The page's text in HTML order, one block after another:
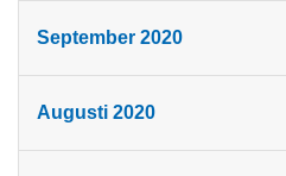
September 2020
Augusti 2020